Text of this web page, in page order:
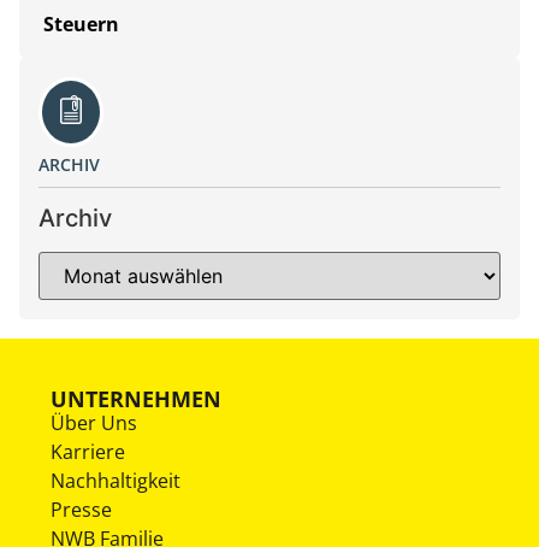
Steuern
ARCHIV
Archiv
UNTERNEHMEN
Über Uns
Karriere
Nachhaltigkeit
Presse
NWB Familie